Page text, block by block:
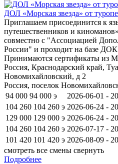
ДОЛ «Морская звезда» от
Приглашаем присоединится к
путешественников и
совместно с "Ассоциацией
России" и проходит на базе ДОК
Принимаются сертификаты из
Россия, Краснодарский край,
Новомихайловский, д 2
Россия, поселок
94 000 94 000 э
2026-06-01 -
104 260 104 260 э 2026-06-24 -
129 000 129 000 э 2026-06-24 -
104 260 104 260 э 2026-07-17 -
101 420 101 420 э 2026-08-09 -
смотреть все смены свернуть
Подробнее